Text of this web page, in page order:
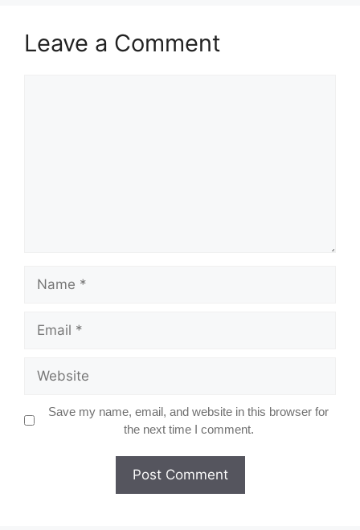
Leave a Comment
Save my name, email, and website in this browser for
the next time I comment.